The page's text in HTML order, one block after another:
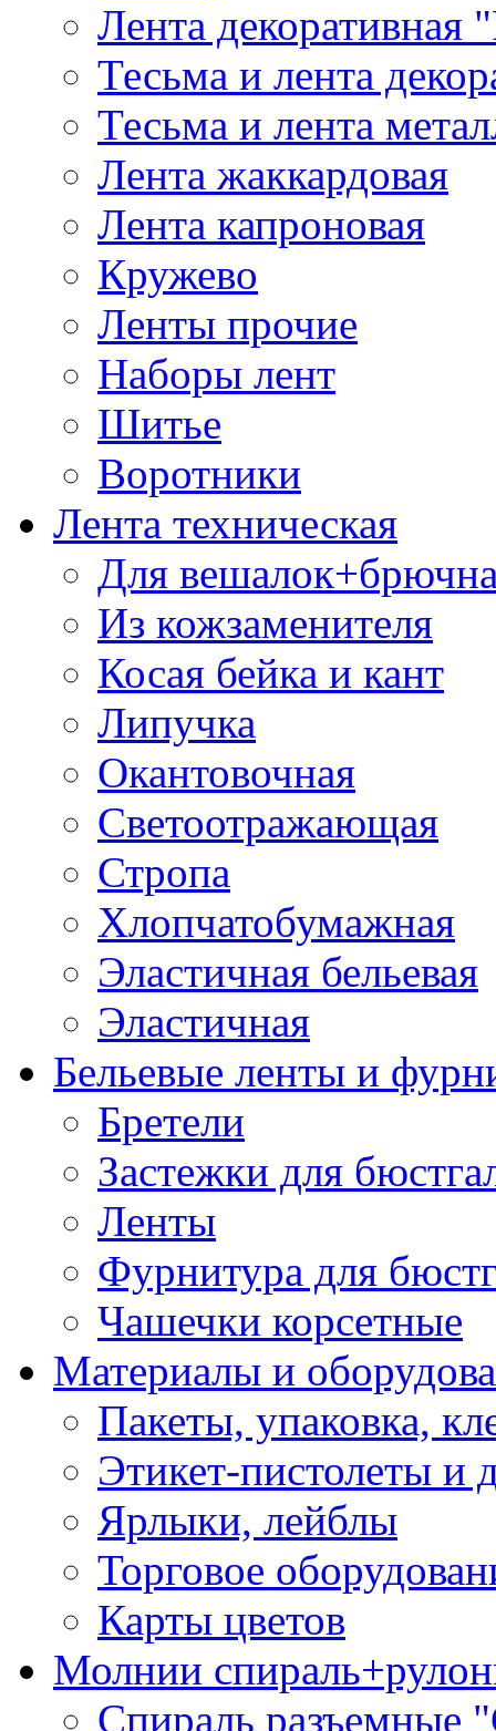
Лента декоративная
Тесьма и лента
Тесьма и лента
Лента жаккардовая
Лента капроновая
Кружево
Ленты прочие
Наборы лент
Шитье
Воротники
Лента техническая
Для
Из кожзаменителя
Косая бейка и кант
Липучка
Окантовочная
Светоотражающая
Стропа
Хлопчатобумажная
Эластичная бельевая
Эластичная
Бельевые ленты и
Бретели
Застежки для
Ленты
Фурнитура для
Чашечки корсетные
Материалы и
Пакеты, упаковка,
Этикет-пистолеты и
Ярлыки, лейблы
Торговое
Карты цветов
Молнии
Спираль разъемные